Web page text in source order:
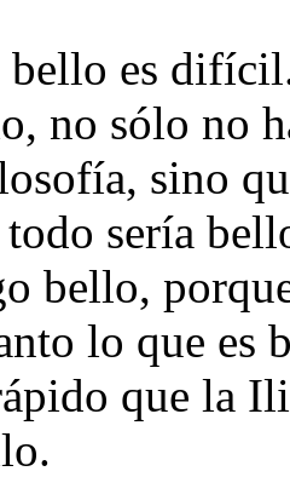
es
no sólo no
sino
sería
bello,
lo que es
que la